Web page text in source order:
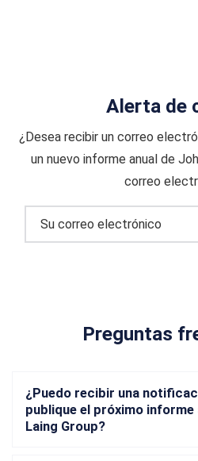
Alerta de
¿Desea recibir un correo
un nuevo informe anual de
correo
Preguntas
¿Puedo recibir una
publique el próximo informe
Laing Group?